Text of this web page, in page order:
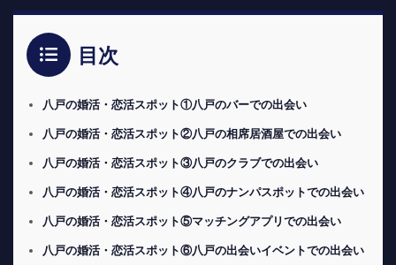
目次
八戸の婚活・恋活スポット①八戸のバーでの出会い
八戸の婚活・恋活スポット②八戸の相席居酒屋での出会い
八戸の婚活・恋活スポット③八戸のクラブでの出会い
八戸の婚活・恋活スポット④八戸のナンパスポットでの出会い
八戸の婚活・恋活スポット⑤マッチングアプリでの出会い
八戸の婚活・恋活スポット⑥八戸の出会いイベントでの出会い